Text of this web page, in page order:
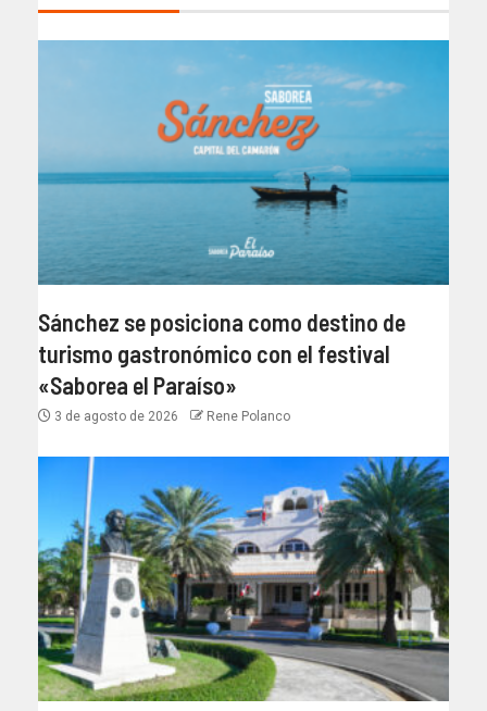
Sánchez se posiciona como destino de
turismo gastronómico con el festival
«Saborea el Paraíso»
3 de agosto de 2026 Rene Polanco